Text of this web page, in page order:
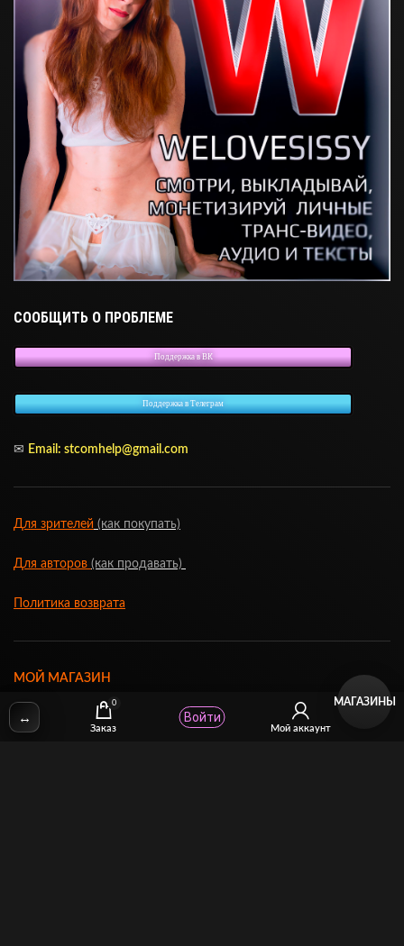
СООБЩИТЬ О ПРОБЛЕМЕ
Поддержка в ВК
Поддержка в Телеграм
✉ Email: stcomhelp@gmail.com
Для зрителей (как покупать)
Для авторов (как продавать)
Политика возврата
МОЙ МАГАЗИН
↔
0
Заказ Мой аккаунт
Войти
МАГАЗИНЫ